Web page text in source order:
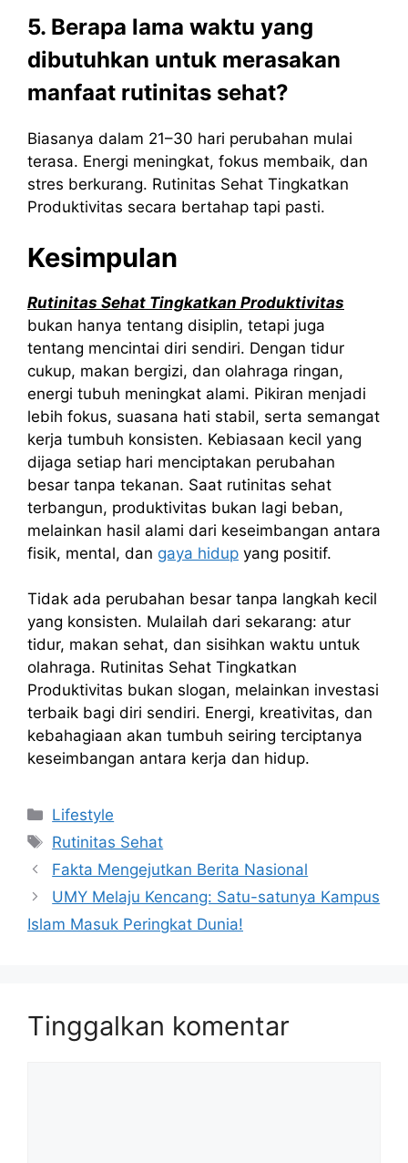
5. Berapa lama waktu yang
dibutuhkan untuk merasakan
manfaat rutinitas sehat?
Biasanya dalam 21–30 hari perubahan mulai
terasa. Energi meningkat, fokus membaik, dan
stres berkurang. Rutinitas Sehat Tingkatkan
Produktivitas secara bertahap tapi pasti.
Kesimpulan
Rutinitas Sehat Tingkatkan Produktivitas
bukan hanya tentang disiplin, tetapi juga
tentang mencintai diri sendiri. Dengan tidur
cukup, makan bergizi, dan olahraga ringan,
energi tubuh meningkat alami. Pikiran menjadi
lebih fokus, suasana hati stabil, serta semangat
kerja tumbuh konsisten. Kebiasaan kecil yang
dijaga setiap hari menciptakan perubahan
besar tanpa tekanan. Saat rutinitas sehat
terbangun, produktivitas bukan lagi beban,
melainkan hasil alami dari keseimbangan antara
fisik, mental, dan gaya hidup yang positif.
Tidak ada perubahan besar tanpa langkah kecil
yang konsisten. Mulailah dari sekarang: atur
tidur, makan sehat, dan sisihkan waktu untuk
olahraga. Rutinitas Sehat Tingkatkan
Produktivitas bukan slogan, melainkan investasi
terbaik bagi diri sendiri. Energi, kreativitas, dan
kebahagiaan akan tumbuh seiring terciptanya
keseimbangan antara kerja dan hidup.
Kategori
Lifestyle
Tag
Rutinitas Sehat
Fakta Mengejutkan Berita Nasional
UMY Melaju Kencang: Satu-satunya Kampus
Islam Masuk Peringkat Dunia!
Tinggalkan komentar